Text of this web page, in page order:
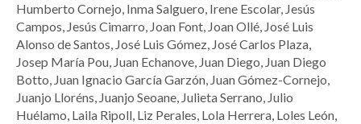
Humberto Cornejo, Inma Salguero, Irene Escolar, Jesús
Campos, Jesús Cimarro, Joan Font, Joan Ollé, José Luis
Alonso de Santos, José Luis Gómez, José Carlos Plaza,
Josep María Pou, Juan Echanove, Juan Diego, Juan Diego
Botto, Juan Ignacio García Garzón, Juan Gómez-Cornejo,
Juanjo Lloréns, Juanjo Seoane, Julieta Serrano, Julio
Huélamo, Laila Ripoll, Liz Perales, Lola Herrera, Loles León,